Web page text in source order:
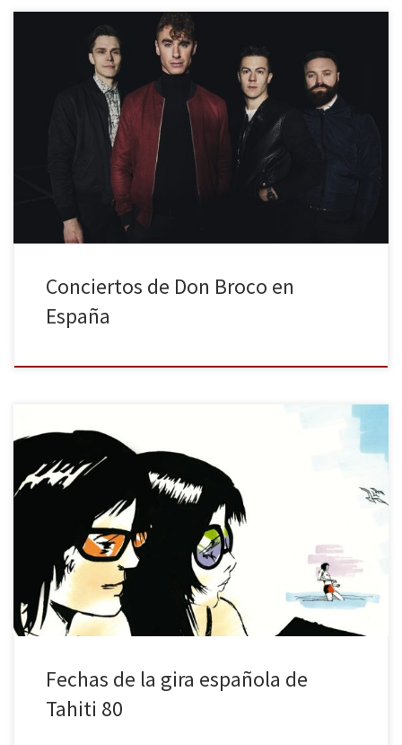
Tras la publicación de Automatic en 2015, el segundo disco y el
más ambicioso de Don Broco hasta la fecha, los de Bedford se
embarcan en una extensa gira que les llevará a tocar en diversas
ciudades europeas. Con Automatic amplían sus raíces rock
establecidas para crear un nuevo sonido más propio […]
Conciertos de Don Broco en
España
Quince años después de su disco debut Puzzle, trabajo que
recibió excelentes críticas y que vendió más de 200.000 copias en
todo el mundo, Tahiti 80 publica una reedición especial en vinilo
que viene acompañada de un 7”, varios temas inéditos y rarezas
de descarga gratuita, además de un fanzine editado por la banda
Fechas de la gira española de
Tahiti 80